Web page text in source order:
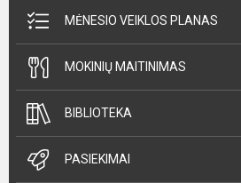
MĖNESIO VEIKLOS PLANAS
MOKINIŲ MAITINIMAS
BIBLIOTEKA
PASIEKIMAI